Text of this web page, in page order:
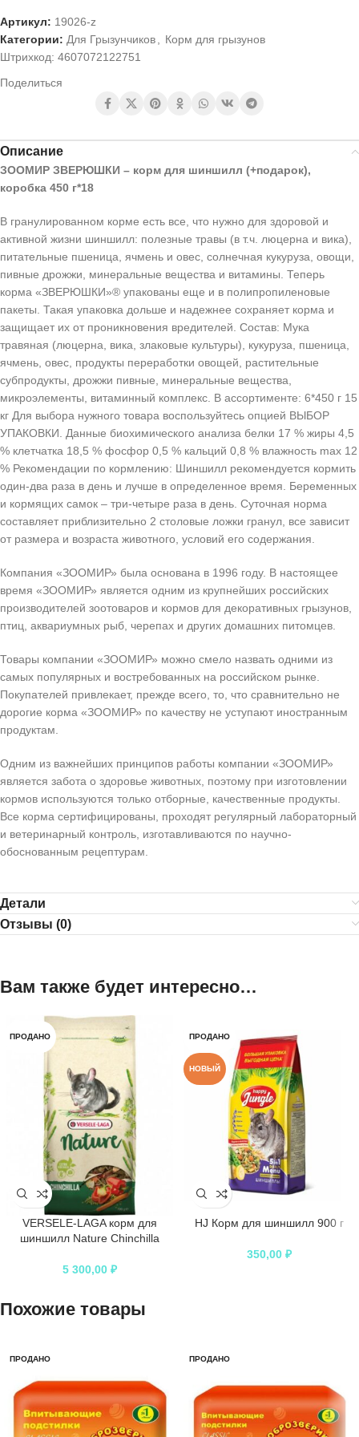
Артикул: 19026-z
Категории: Для Грызунчиков, Корм для грызунов
Штрихкод: 4607072122751
Поделиться
Описание
ЗООМИР ЗВЕРЮШКИ – корм для шиншилл (+подарок),
коробка 450 г*18
В гранулированном корме есть все, что нужно для здоровой и
активной жизни шиншилл: полезные травы (в т.ч. люцерна и вика),
питательные пшеница, ячмень и овес, солнечная кукуруза, овощи,
пивные дрожжи, минеральные вещества и витамины. Теперь
корма «ЗВЕРЮШКИ»® упакованы еще и в полипропиленовые
пакеты. Такая упаковка дольше и надежнее сохраняет корма и
защищает их от проникновения вредителей. Состав: Мука
травяная (люцерна, вика, злаковые культуры), кукуруза, пшеница,
ячмень, овес, продукты переработки овощей, растительные
субпродукты, дрожжи пивные, минеральные вещества,
микроэлементы, витаминный комплекс. В ассортименте: 6*450 г 15
кг Для выбора нужного товара воспользуйтесь опцией ВЫБОР
УПАКОВКИ. Данные биохимического анализа белки 17 % жиры 4,5
% клетчатка 18,5 % фосфор 0,5 % кальций 0,8 % влажность max 12
% Рекомендации по кормлению: Шиншилл рекомендуется кормить
один-два раза в день и лучше в определенное время. Беременных
и кормящих самок – три-четыре раза в день. Суточная норма
составляет приблизительно 2 столовые ложки гранул, все зависит
от размера и возраста животного, условий его содержания.
Компания «ЗООМИР» была основана в 1996 году. В настоящее
время «ЗООМИР» является одним из крупнейших российских
производителей зоотоваров и кормов для декоративных грызунов,
птиц, аквариумных рыб, черепах и других домашних питомцев.
Товары компании «ЗООМИР» можно смело назвать одними из
самых популярных и востребованных на российском рынке.
Покупателей привлекает, прежде всего, то, что сравнительно не
дорогие корма «ЗООМИР» по качеству не уступают иностранным
продуктам.
Одним из важнейших принципов работы компании «ЗООМИР»
является забота о здоровье животных, поэтому при изготовлении
кормов используются только отборные, качественные продукты.
Все корма сертифицированы, проходят регулярный лабораторный
и ветеринарный контроль, изготавливаются по научно-
обоснованным рецептурам.
Детали
Отзывы (0)
Вам также будет интересно…
ПРОДАНО
VERSELE-LAGA корм для
шиншилл Nature Chinchilla
5 300,00 ₽
ПРОДАНО
НОВЫЙ
HJ Корм для шиншилл 900 г
350,00 ₽
Похожие товары
ПРОДАНО ПРОДАНО